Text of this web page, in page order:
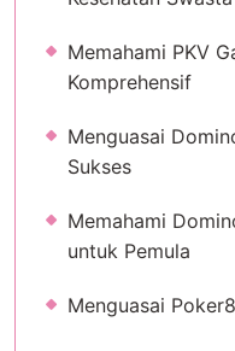
Memahami PKV
Komprehensif
Menguasai
Sukses
Memahami
untuk Pemula
Menguasai